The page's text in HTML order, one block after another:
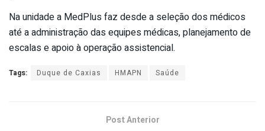
Na unidade a MedPlus faz desde a seleção dos médicos
até a administração das equipes médicas, planejamento de
escalas e apoio à operação assistencial.
Tags: Duque de Caxias HMAPN Saúde
Post Anterior